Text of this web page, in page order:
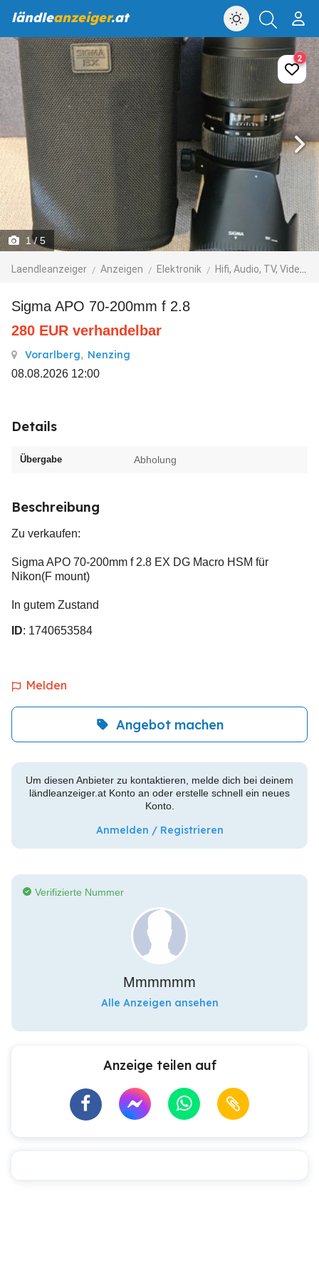
ländleanzeiger.at
1/ 5
Laendleanzeiger Anzeigen Elektronik Hifi, Audio, TV, Video, Foto
2
Sigma APO 70-200mm f 2.8
280 EUR verhandelbar
Vorarlberg, Nenzing
08.08.2026 12:00
Details
Übergabe Abholung
Beschreibung
Zu verkaufen:
Sigma APO 70-200mm f 2.8 EX DG Macro HSM für
Nikon(F mount)
In gutem Zustand
ID: 1740653584
Melden
Angebot machen
Um diesen Anbieter zu kontaktieren, melde dich bei deinem
ländleanzeiger.at Konto an oder erstelle schnell ein neues
Konto.
Anmelden / Registrieren
Verifizierte Nummer
Mmmmmm
Alle Anzeigen ansehen
Anzeige teilen auf